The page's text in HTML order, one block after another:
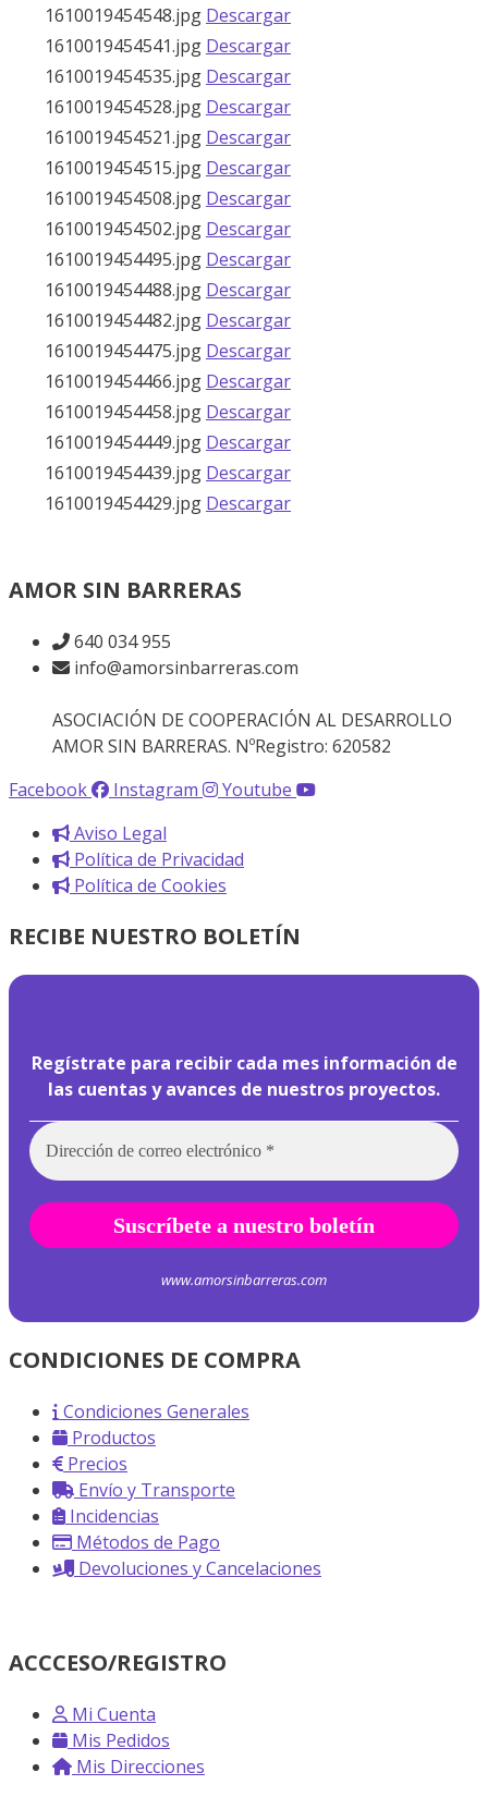
1610019454548.jpg Descargar
1610019454541.jpg Descargar
1610019454535.jpg Descargar
1610019454528.jpg Descargar
1610019454521.jpg Descargar
1610019454515.jpg Descargar
1610019454508.jpg Descargar
1610019454502.jpg Descargar
1610019454495.jpg Descargar
1610019454488.jpg Descargar
1610019454482.jpg Descargar
1610019454475.jpg Descargar
1610019454466.jpg Descargar
1610019454458.jpg Descargar
1610019454449.jpg Descargar
1610019454439.jpg Descargar
1610019454429.jpg Descargar
AMOR SIN BARRERAS
640 034 955
info@amorsinbarreras.com
ASOCIACIÓN DE COOPERACIÓN AL DESARROLLO
AMOR SIN BARRERAS. NºRegistro: 620582
Facebook
Instagram
Youtube
Aviso Legal
Política de Privacidad
Política de Cookies
RECIBE NUESTRO BOLETÍN
Regístrate para recibir cada mes información de
las cuentas y avances de nuestros proyectos.
www.amorsinbarreras.com
CONDICIONES DE COMPRA
Condiciones Generales
Productos
Precios
Envío y Transporte
Incidencias
Métodos de Pago
Devoluciones y Cancelaciones
ACCCESO/REGISTRO
Mi Cuenta
Mis Pedidos
Mis Direcciones